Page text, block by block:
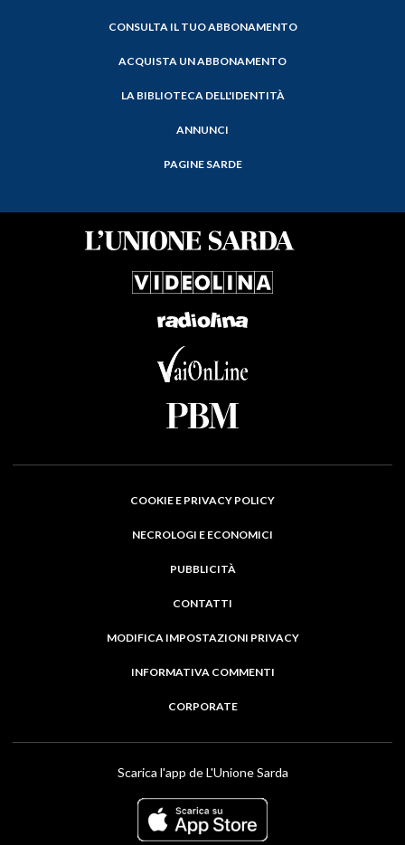
CONSULTA IL TUO ABBONAMENTO
ACQUISTA UN ABBONAMENTO
LA BIBLIOTECA DELL'IDENTITÀ
ANNUNCI
PAGINE SARDE
COOKIE E PRIVACY POLICY
NECROLOGI E ECONOMICI
PUBBLICITÀ
CONTATTI
MODIFICA IMPOSTAZIONI PRIVACY
INFORMATIVA COMMENTI
CORPORATE
Scarica l'app de L'Unione Sarda